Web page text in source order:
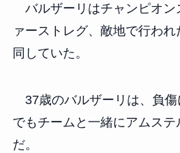
バルザーリはチャンピオン
ァーストレグ、敵地で行わ
同していた。
37歳のバルザーリは、負傷
でもチームと一緒にアムス
だ。